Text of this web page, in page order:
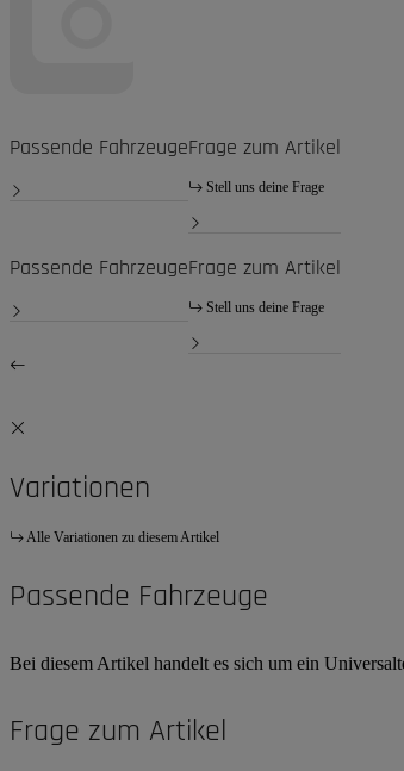
Passende FahrzeugeFrage zum Artikel
Stell uns deine Frage
Passende FahrzeugeFrage zum Artikel
Stell uns deine Frage
Variationen
Alle Variationen zu diesem Artikel
Passende Fahrzeuge
Bei diesem Artikel handelt es sich um ein
Frage zum Artikel